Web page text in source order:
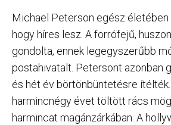
Michael Peterson egész
hogy híres lesz. A forrófejű,
gondolta, ennek legegyszerűbb
postahivatalt. Petersont azonban
és hét év börtönbüntetésre
harmincnégy évet töltött rács
harmincat magánzárkában. A